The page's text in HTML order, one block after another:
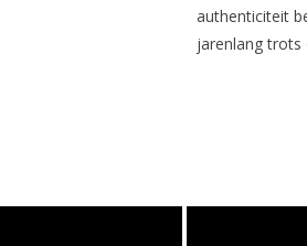
authenticiteit
jarenlang trots